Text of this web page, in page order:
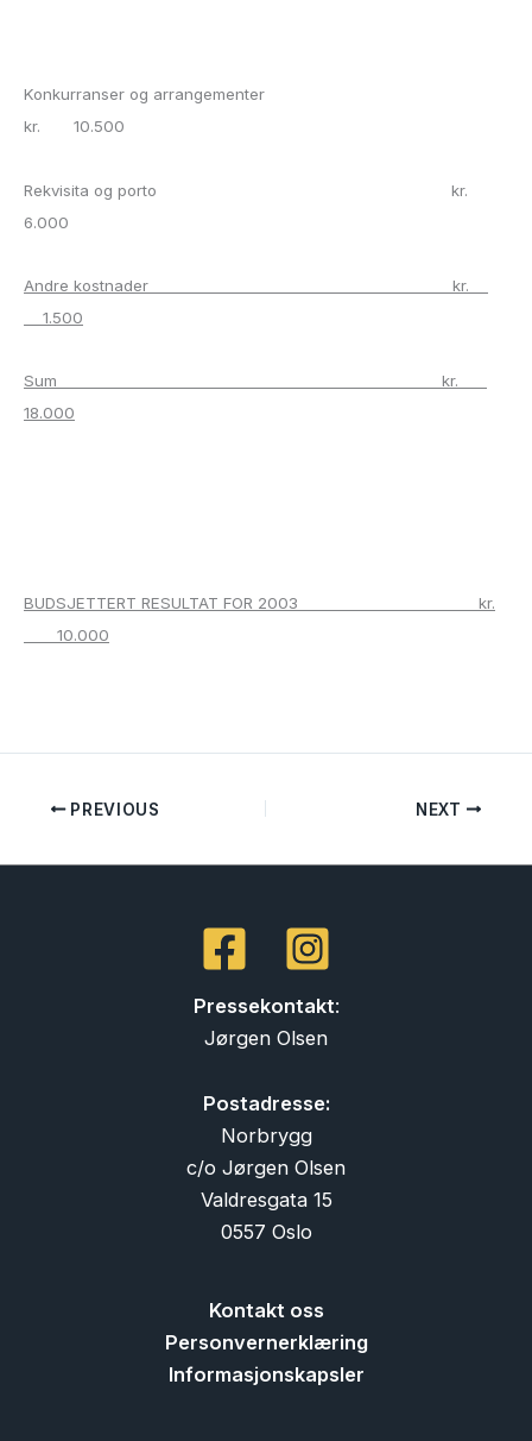
Konkurranser og arrangementer
kr. 10.500
Rekvisita og porto kr.
6.000
Andre kostnader kr.
1.500
Sum kr.
18.000
BUDSJETTERT RESULTAT FOR 2003 kr.
10.000
PREVIOUS NEXT
Pressekontakt:
Jørgen Olsen
Postadresse:
Norbrygg
c/o Jørgen Olsen
Valdresgata 15
0557 Oslo
Kontakt oss
Personvernerklæring
Informasjonskapsler